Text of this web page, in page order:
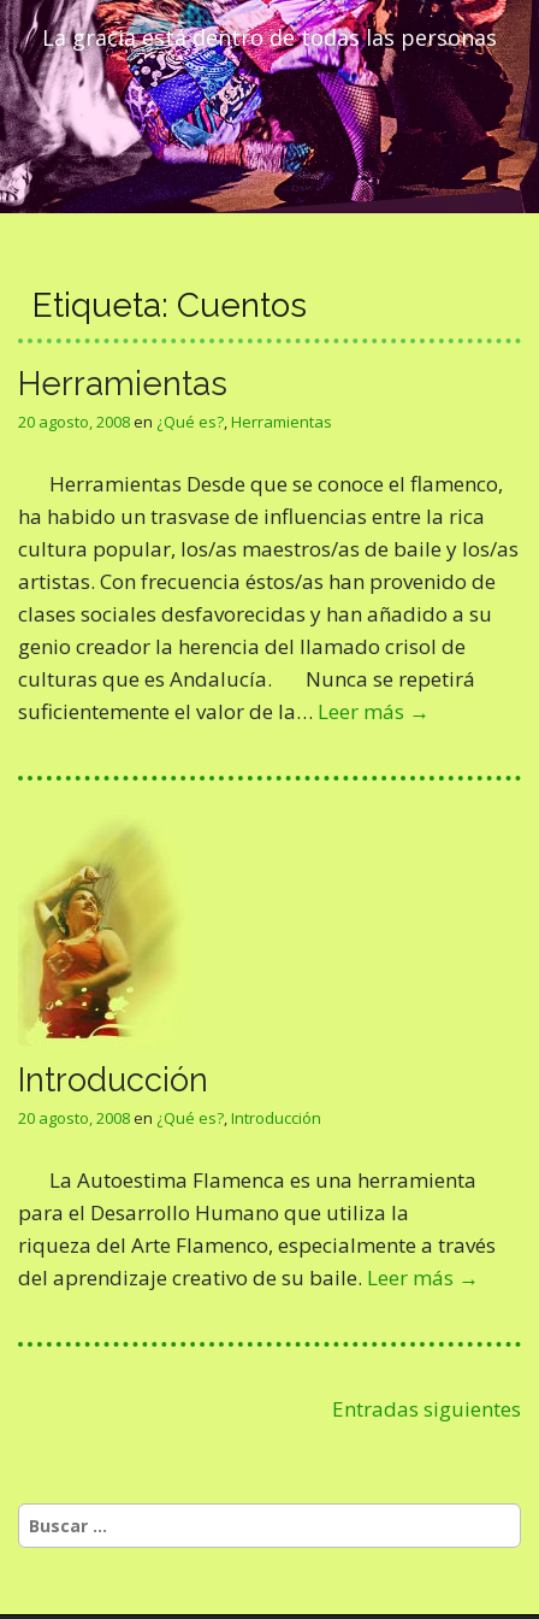
La gracia está dentro de todas las personas
Etiqueta: Cuentos
Herramientas
20 agosto, 2008en ¿Qué es?,Herramientas
Herramientas Desde que se conoce el flamenco,
ha habido un trasvase de influencias entre la rica
cultura popular, los/as maestros/as de baile y los/as
artistas. Con frecuencia éstos/as han provenido de
clases sociales desfavorecidas y han añadido a su
genio creador la herencia del llamado crisol de
culturas que es Andalucía. Nunca se repetirá
suficientemente el valor de la… Leer más →
Introducción
20 agosto, 2008en ¿Qué es?,Introducción
La Autoestima Flamenca es una herramienta
para el Desarrollo Humano que utiliza la
riqueza del Arte Flamenco, especialmente a través
del aprendizaje creativo de su baile. Leer más →
e
g
Entradas siguientes
B
u